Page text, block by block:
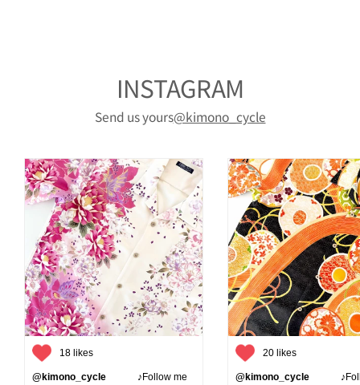
INSTAGRAM
Send us yours@kimono_cycle
18 likes
@kimono_cycle ♪Follow me
20 likes
@kimono_cycle